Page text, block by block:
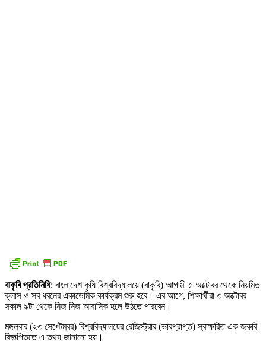
বাকৃবি প্রতিনিধি: বাংলাদেশ কৃষি বিশ্ববিদ্যালয়ে (বাকৃবি) আগামী ৫ অক্টোবর থেকে নিয়মিত
ক্লাস ও সব ধরনের একাডেমিক কার্যক্রম শুরু হবে। এর আগে, শিক্ষার্থীরা ৩ অক্টোবর
সকাল ৯টা থেকে নিজ নিজ আবাসিক হলে উঠতে পারবেন।
মঙ্গলবার (২৩ সেপ্টেম্বর) বিশ্ববিদ্যালয়ের রেজিস্ট্রার (ভারপ্রাপ্ত) স্বাক্ষরিত এক জরুরি
বিজ্ঞপ্তিতে এ তথ্য জানানো হয়।